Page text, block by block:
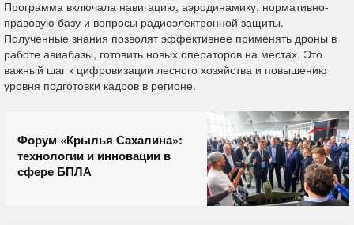
Программа включала навигацию, аэродинамику, нормативно-
правовую базу и вопросы радиоэлектронной защиты.
Полученные знания позволят эффективнее применять дроны в
работе авиабазы, готовить новых операторов на местах. Это
важный шаг к цифровизации лесного хозяйства и повышению
уровня подготовки кадров в регионе.
Форум «Крылья Сахалина»:
технологии и инновации в
сфере БПЛА